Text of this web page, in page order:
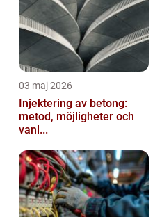
03 maj 2026
Injektering av betong:
metod, möjligheter och
vanl...